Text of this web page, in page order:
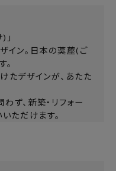
イン。日本の茣蓙(ご
たデザインが、あたた
ず、新築・リフォー
ただけます。